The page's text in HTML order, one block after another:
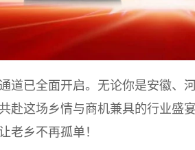
道已全面开启。无论你是安徽、
赴这场乡情与商机兼具的行业盛
老乡不再孤单！